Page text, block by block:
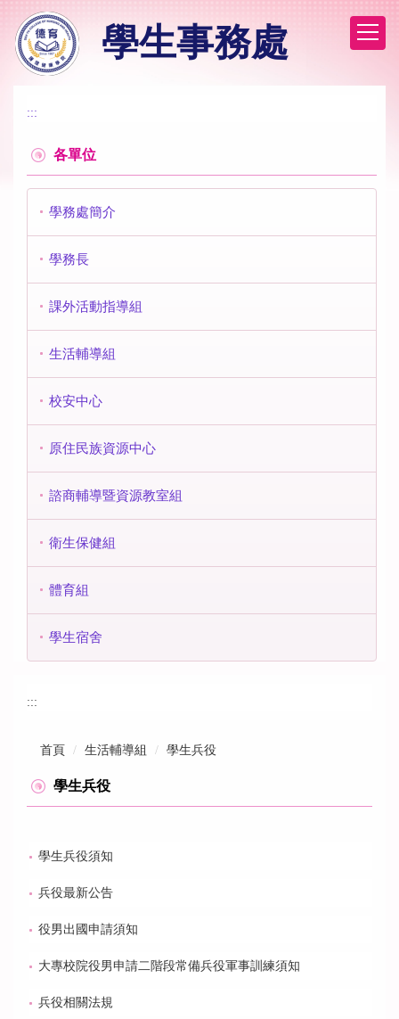
到
主
學生事務處
:::
各單位
學務處簡介
學務長
課外活動指導組
生活輔導組
校安中心
原住民族資源中心
諮商輔導暨資源教室組
衛生保健組
體育組
學生宿舍
:::
首頁 生活輔導組 學生兵役
學生兵役
學生兵役須知
兵役最新公告
役男出國申請須知
大專校院役男申請二階段常備兵役軍事訓練須知
兵役相關法規